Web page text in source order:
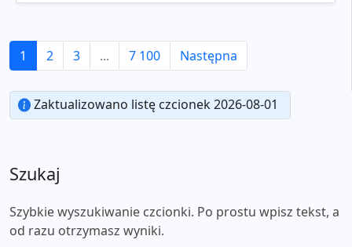
1 2 3 ... 7 100 Następna
Zaktualizowano listę czcionek 2026-08-01
Szukaj
Szybkie wyszukiwanie czcionki. Po prostu wpisz tekst, a
od razu otrzymasz wyniki.